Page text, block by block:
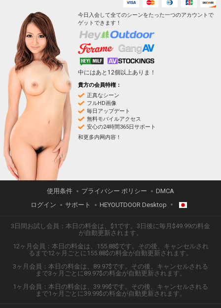
今日入会して全てのシーンをたった一つのアカウントで
ゲットできます！
中にはあと 12個以上ありま！
貴方の会員特権：
正真なシーン
フルHD画像
毎日アップデート
無料モバイルアクセス
安心の24時間365日サポート
和更多内网内容！
使用条件 プライバシー ポリシー
DMCA
ログイン
サポート HEYOUTDOOR Desktop
日本語
ENGLISH
ESPAÑOL
TIẾNG VIỆT
3日間お試し会員：本日の料金は、$1です。3日後に毎月$49.99の料金
が自動更新されます。
12ヶ月会員：本日の料金は、155.88$です。その後、キャンセルされ
るまで12ヶ月ごとに155.88$の料金が自動更新されます。
3ヶ月会員：本日の料金は、89.97$です。その後、キャンセルされる
まで3ヶ月ごとに89.97$の料金が自動更新されます。
1ヶ月会員：本日の料金は、39.99$です。その後、キャンセルされる
まで1ヶ月ごとに39.99$の料金が自動更新されます。